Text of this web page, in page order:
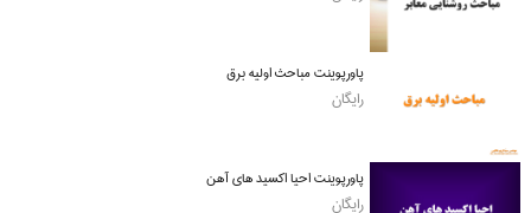
پاورپوینت مباحث اولیه برق
رایگان
پاورپوینت احیا اکسید های آهن
رایگان